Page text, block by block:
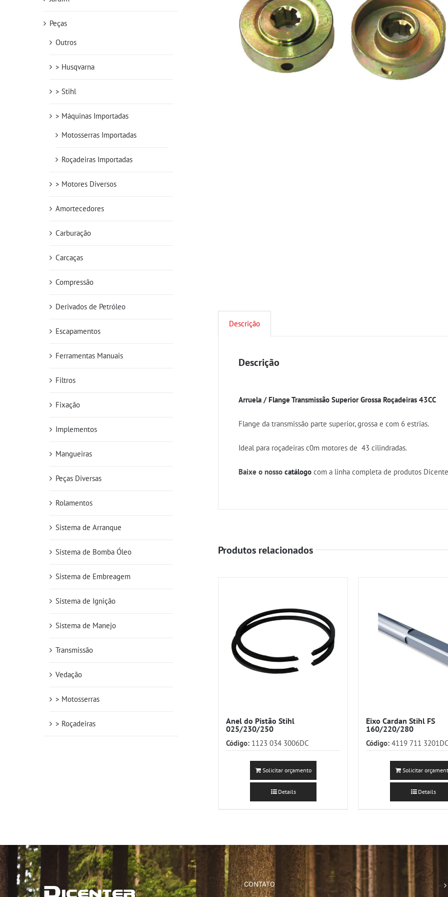
Descrição
Descrição
Arruela / Flange Transmissão Superior Grossa Roçadeiras 43CC
Flange da transmissão parte superior, grossa e com 6 estrias.
Ideal para roçadeiras c0m motores de 43 cilindradas.
Baixe o nossocatálogo com a linha completa de produtos
Produtos relacionados
Anel do Pistão Stihl
025/230/250
Código: 1123 034 3006DC
Solicitar orçamento
Details
Eixo Cardan Stihl FS
160/220/280
Código: 4119 711
Solicitar
Details
Peças
Outros
> Husqvarna
> Stihl
> Máquinas Importadas
Motosserras Importadas
Roçadeiras Importadas
> Motores Diversos
Amortecedores
Carburação
Carcaças
Compressão
Derivados de Petróleo
Escapamentos
Ferramentas Manuais
Filtros
Fixação
Implementos
Mangueiras
Peças Diversas
Rolamentos
Sistema de Arranque
Sistema de Bomba Óleo
Sistema de Embreagem
Sistema de Ignição
Sistema de Manejo
Transmissão
Vedação
> Motosserras
> Roçadeiras
CONTATO